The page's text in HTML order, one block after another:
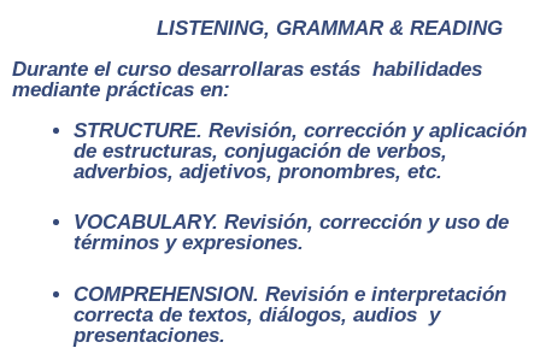
LISTENING, GRAMMAR & READING
Durante el curso desarrollaras estás habilidades
mediante prácticas en:
STRUCTURE. Revisión, corrección y aplicación
de estructuras, conjugación de verbos,
adverbios, adjetivos, pronombres, etc.
VOCABULARY. Revisión, corrección y uso de
términos y expresiones.
COMPREHENSION. Revisión e interpretación
correcta de textos, diálogos, audios y
presentaciones.